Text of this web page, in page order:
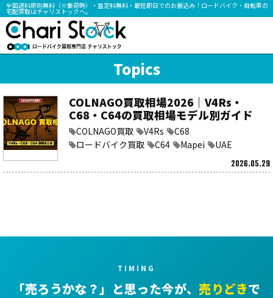
全国送料原則無料（※集荷時）・査定料無料・最短即日でのお振込み！ロードバイク・自転車の
宅配買取はチャリストックへ。
Topics
COLNAGO買取相場2026｜V4Rs・
C68・C64の買取相場モデル別ガイド
COLNAGO買取 V4Rs
C68
ロードバイク買取
C64 Mapei UAE
2026.05.29
TIMING
「売ろうかな？」と思った今が、売りどきで